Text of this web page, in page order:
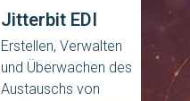
Jitterbit EDI
Erstellen, Verwalten
und Überwachen des
Austauschs von